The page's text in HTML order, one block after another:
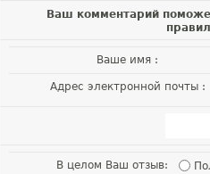
Ваш комментарий
Ваше имя :
Адрес электронной почты :
В целом Ваш отзыв: